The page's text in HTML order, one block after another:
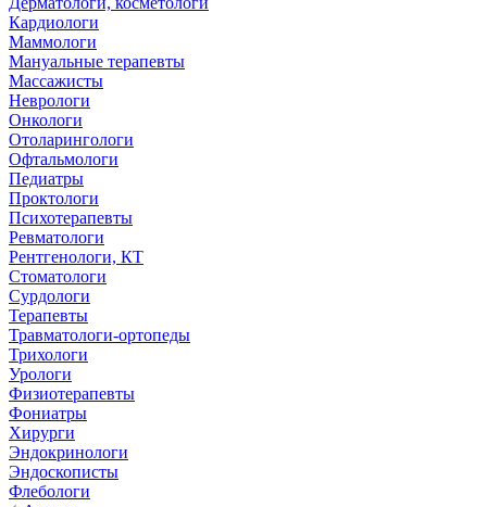
Кардиологи
Маммологи
Мануальные терапевты
Массажисты
Неврологи
Онкологи
Отоларингологи
Офтальмологи
Педиатры
Проктологи
Психотерапевты
Ревматологи
Рентгенологи, КТ
Стоматологи
Сурдологи
Терапевты
Травматологи-ортопеды
Трихологи
Урологи
Физиотерапевты
Фониатры
Хирурги
Эндокринологи
Эндоскописты
Флебологи